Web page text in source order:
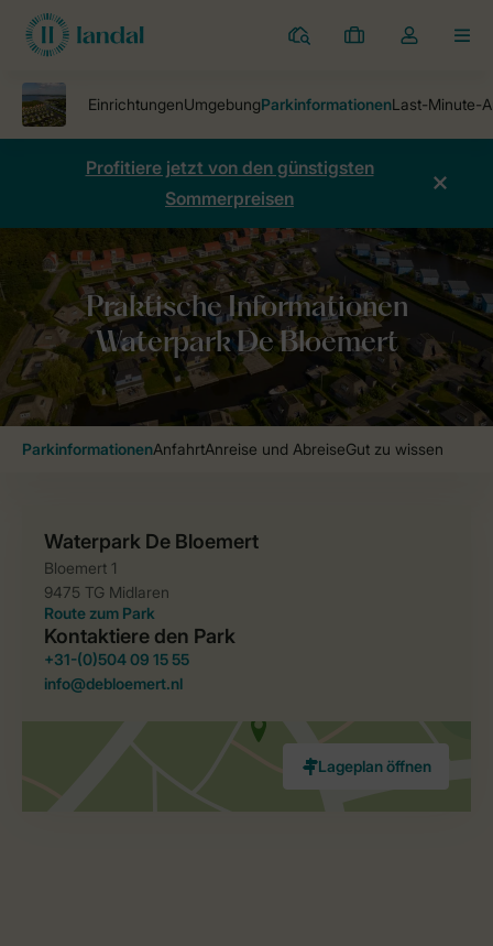
Ferienparks
Meine
Dropdown-
öffnen
Profitiere jetzt von den günstigsten
Sommerpreisen